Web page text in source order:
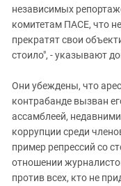
независимых
комитетам ПАСЕ, что
прекратят свои
стоило", - указывают
Они убеждены, что
контрабанде вызван
ассамблеей,
коррупции среди
пример репрессий со
отношении
против всех, кто не